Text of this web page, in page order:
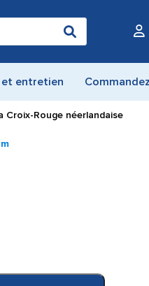
entretien
Croix-Rouge néerlandaise